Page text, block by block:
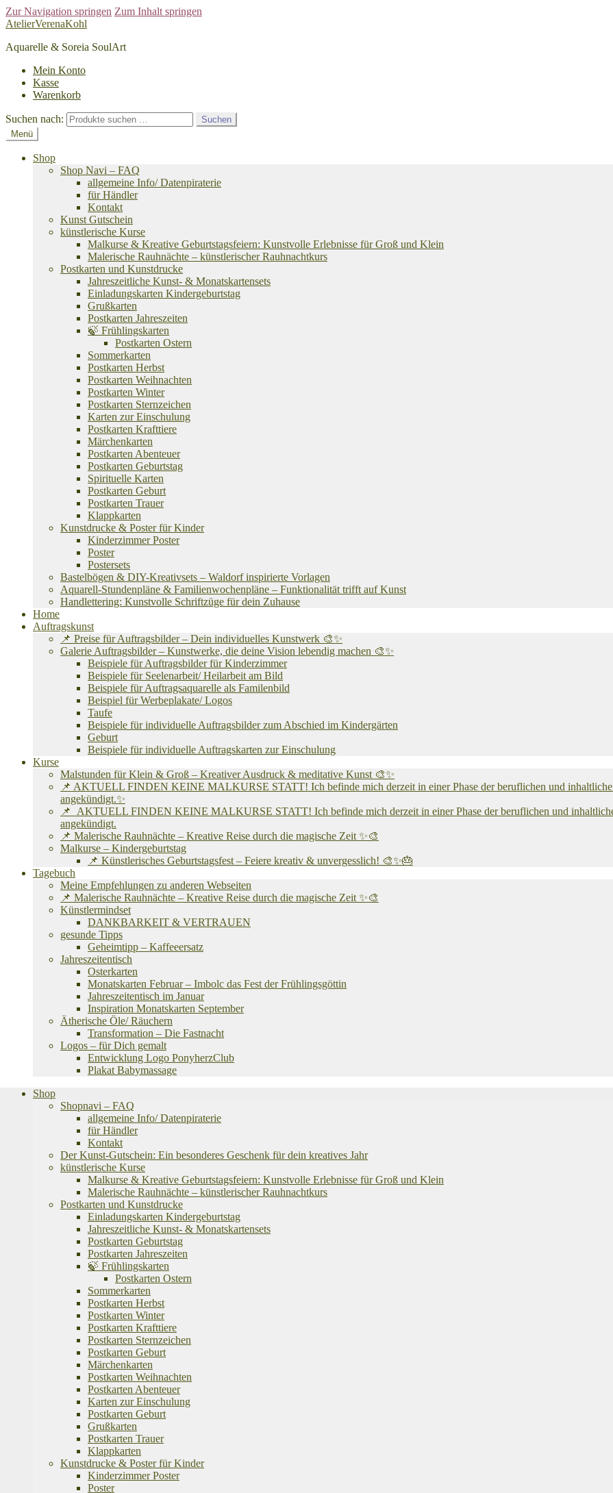
Zur Navigation springen Zum Inhalt springen
AtelierVerenaKohl
Aquarelle & Soreia SoulArt
Mein Konto
Kasse
Warenkorb
Suchen nach:
Suchen
Menü
Shop
Shop Navi – FAQ
allgemeine Info/ Datenpiraterie
für Händler
Kontakt
Kunst Gutschein
künstlerische Kurse
Malkurse & Kreative Geburtstagsfeiern: Kunstvolle Erlebnisse für Groß und Klein
Malerische Rauhnächte – künstlerischer Rauhnachtkurs
Postkarten und Kunstdrucke
Jahreszeitliche Kunst- & Monatskartensets
Einladungskarten Kindergeburtstag
Grußkarten
Postkarten Jahreszeiten
🍃 Frühlingskarten
Postkarten Ostern
Sommerkarten
Postkarten Herbst
Postkarten Weihnachten
Postkarten Winter
Postkarten Sternzeichen
Karten zur Einschulung
Postkarten Krafttiere
Märchenkarten
Postkarten Abenteuer
Postkarten Geburtstag
Spirituelle Karten
Postkarten Geburt
Postkarten Trauer
Klappkarten
Kunstdrucke & Poster für Kinder
Kinderzimmer Poster
Poster
Postersets
Bastelbögen & DIY-Kreativsets – Waldorf inspirierte Vorlagen
Aquarell-Stundenpläne & Familienwochenpläne – Funktionalität trifft auf Kunst
Handlettering: Kunstvolle Schriftzüge für dein Zuhause
Home
Auftragskunst
📌 Preise für Auftragsbilder – Dein individuelles Kunstwerk 🎨✨
Galerie Auftragsbilder – Kunstwerke, die deine Vision lebendig machen 🎨✨
Beispiele für Auftragsbilder für Kinderzimmer
Beispiele für Seelenarbeit/ Heilarbeit am Bild
Beispiele für Auftragsaquarelle als Familenbild
Beispiel für Werbeplakate/ Logos
Taufe
Beispiele für individuelle Auftragsbilder zum Abschied im Kindergärten
Geburt
Beispiele für individuelle Auftragskarten zur Einschulung
Kurse
Malstunden für Klein & Groß – Kreativer Ausdruck & meditative Kunst 🎨✨
📌 AKTUELL FINDEN KEINE MALKURSE STATT! Ich befinde mich derzeit in einer Phase der beruflichen und
angekündigt.✨
📌 AKTUELL FINDEN KEINE MALKURSE STATT! Ich befinde mich derzeit in einer Phase der beruflichen und
angekündigt.
📌 Malerische Rauhnächte – Kreative Reise durch die magische Zeit ✨🎨
Malkurse – Kindergeburtstag
📌 Künstlerisches Geburtstagsfest – Feiere kreativ & unvergesslich! 🎨✨🎂
Tagebuch
Meine Empfehlungen zu anderen Webseiten
📌 Malerische Rauhnächte – Kreative Reise durch die magische Zeit ✨🎨
Künstlermindset
DANKBARKEIT & VERTRAUEN
gesunde Tipps
Geheimtipp – Kaffeeersatz
Jahreszeitentisch
Osterkarten
Monatskarten Februar – Imbolc das Fest der Frühlingsgöttin
Jahreszeitentisch im Januar
Inspiration Monatskarten September
Ätherische Öle/ Räuchern
Transformation – Die Fastnacht
Logos – für Dich gemalt
Entwicklung Logo PonyherzClub
Plakat Babymassage
Shop
Shopnavi – FAQ
allgemeine Info/ Datenpiraterie
für Händler
Kontakt
Der Kunst-Gutschein: Ein besonderes Geschenk für dein kreatives Jahr
künstlerische Kurse
Malkurse & Kreative Geburtstagsfeiern: Kunstvolle Erlebnisse für Groß und Klein
Malerische Rauhnächte – künstlerischer Rauhnachtkurs
Postkarten und Kunstdrucke
Einladungskarten Kindergeburtstag
Jahreszeitliche Kunst- & Monatskartensets
Postkarten Geburtstag
Postkarten Jahreszeiten
🍃 Frühlingskarten
Postkarten Ostern
Sommerkarten
Postkarten Herbst
Postkarten Winter
Postkarten Krafttiere
Postkarten Sternzeichen
Postkarten Geburt
Märchenkarten
Postkarten Weihnachten
Postkarten Abenteuer
Karten zur Einschulung
Postkarten Geburt
Grußkarten
Postkarten Trauer
Klappkarten
Kunstdrucke & Poster für Kinder
Kinderzimmer Poster
Poster